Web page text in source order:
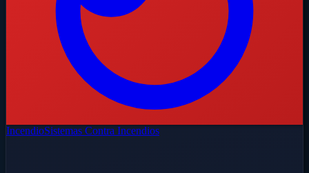
IncendioSistemas Contra Incendios